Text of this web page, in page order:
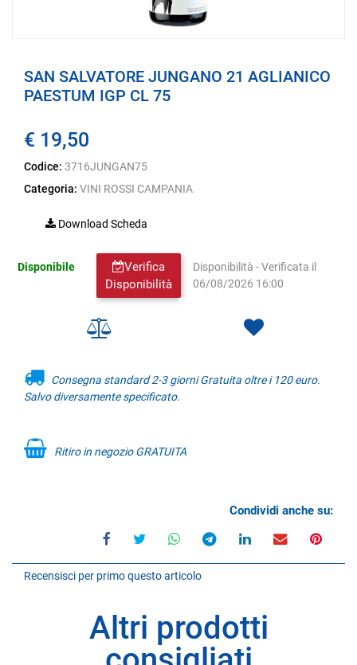
SAN SALVATORE JUNGANO 21 AGLIANICO
PAESTUM IGP CL 75
€ 19,50
Codice: 3716JUNGAN75
Categoria: VINI ROSSI CAMPANIA
Download Scheda
Verifica
Disponibilità
Disponibile
Disponibilità - Verificata il
06/08/2026 16:00
Consegna standard 2-3 giorni Gratuita oltre i 120 euro.
Salvo diversamente specificato.
Ritiro in negozio GRATUITA
Condividi anche su:
Recensisci per primo questo articolo
Altri prodotti